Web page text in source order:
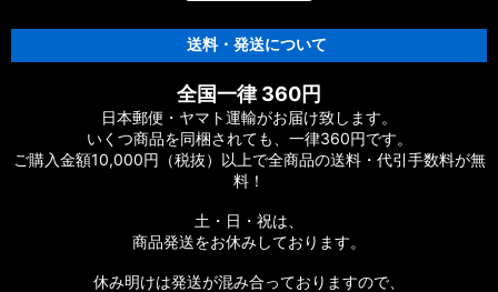
送料・発送について
全国一律 360円
日本郵便・ヤマト運輸がお届け致します。
いくつ商品を同梱されても、一律360円です。
ご購入金額10,000円（税抜）以上で全商品の送料・代引手数料が無
料！
土・日・祝は、
商品発送をお休みしております。
休み明けは発送が混み合っておりますので、